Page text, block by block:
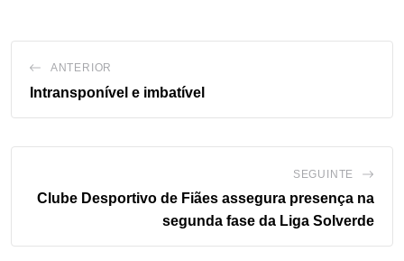
ANTERIOR
Intransponível e imbatível
SEGUINTE
Clube Desportivo de Fiães assegura presença na
segunda fase da Liga Solverde